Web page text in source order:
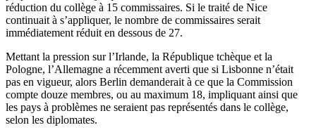
réduction du collège à 15 commissaires. Si le traité de Nice
continuait à s’appliquer, le nombre de commissaires serait
immédiatement réduit en dessous de 27.
Mettant la pression sur l’Irlande, la République tchèque et la
Pologne, l’Allemagne a récemment averti que si Lisbonne n’était
pas en vigueur, alors Berlin demanderait à ce que la Commission
compte douze membres, ou au maximum 18, impliquant ainsi que
les pays à problèmes ne seraient pas représentés dans le collège,
selon les diplomates.